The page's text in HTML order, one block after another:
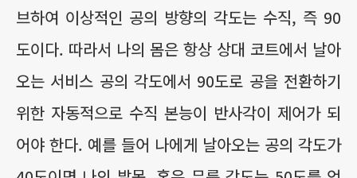
브하여 이상적인 공의 방향의 각도는 수직, 즉 90
도이다. 따라서 나의 몸은 항상 상대 코트에서 날아
오는 서비스 공의 각도에서 90도로 공을 전환하기
위한 자동적으로 수직 본능이 반사각이 제어가 되
어야 한다. 예를 들어 나에게 날아오는 공의 각도가